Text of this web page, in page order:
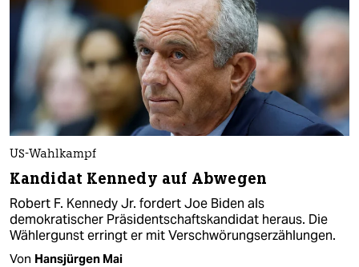
US-Wahlkampf
Kandidat Kennedy auf Abwegen
Robert F. Kennedy Jr. fordert Joe Biden als
demokratischer Präsidentschaftskandidat heraus. Die
Wählergunst erringt er mit Verschwörungserzählungen.
Von Hansjürgen Mai